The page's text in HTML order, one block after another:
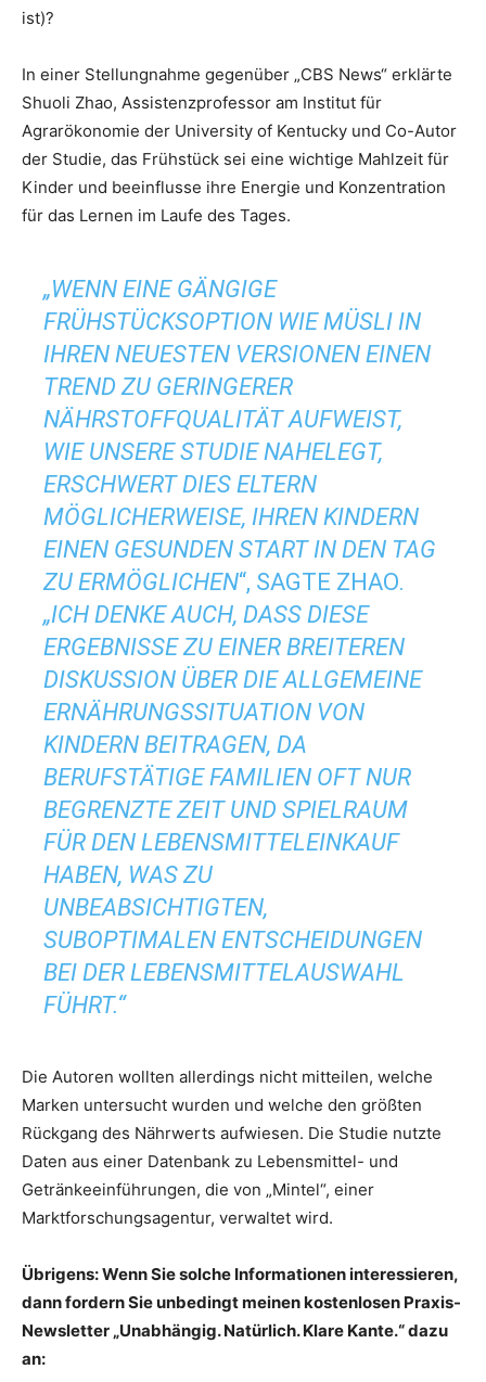
ist)?
In einer Stellungnahme gegenüber „CBS News“ erklärte
Shuoli Zhao, Assistenzprofessor am Institut für
Agrarökonomie der University of Kentucky und Co-Autor
der Studie, das Frühstück sei eine wichtige Mahlzeit für
Kinder und beeinflusse ihre Energie und Konzentration
für das Lernen im Laufe des Tages.
„WENN EINE GÄNGIGE
FRÜHSTÜCKSOPTION WIE MÜSLI IN
IHREN NEUESTEN VERSIONEN EINEN
TREND ZU GERINGERER
NÄHRSTOFFQUALITÄT AUFWEIST,
WIE UNSERE STUDIE NAHELEGT,
ERSCHWERT DIES ELTERN
MÖGLICHERWEISE, IHREN KINDERN
EINEN GESUNDEN START IN DEN TAG
ZU ERMÖGLICHEN“, SAGTE ZHAO.
„ICH DENKE AUCH, DASS DIESE
ERGEBNISSE ZU EINER BREITEREN
DISKUSSION ÜBER DIE ALLGEMEINE
ERNÄHRUNGSSITUATION VON
KINDERN BEITRAGEN, DA
BERUFSTÄTIGE FAMILIEN OFT NUR
BEGRENZTE ZEIT UND SPIELRAUM
FÜR DEN LEBENSMITTELEINKAUF
HABEN, WAS ZU
UNBEABSICHTIGTEN,
SUBOPTIMALEN ENTSCHEIDUNGEN
BEI DER LEBENSMITTELAUSWAHL
FÜHRT.“
Die Autoren wollten allerdings nicht mitteilen, welche
Marken untersucht wurden und welche den größten
Rückgang des Nährwerts aufwiesen. Die Studie nutzte
Daten aus einer Datenbank zu Lebensmittel- und
Getränkeeinführungen, die von „Mintel“, einer
Marktforschungsagentur, verwaltet wird.
Übrigens: Wenn Sie solche Informationen interessieren,
dann fordern Sie unbedingt meinen kostenlosen Praxis-
Newsletter „Unabhängig. Natürlich. Klare Kante.“ dazu
an: